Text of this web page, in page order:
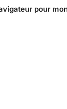
pour